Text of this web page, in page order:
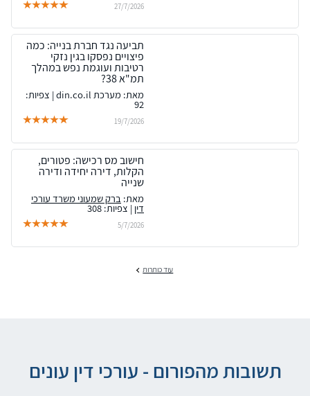
27/7/2026
תביעה נגד חברת בנייה: כמה
פיצויים נפסקו בגין נזקי
רטיבות ועוגמת נפש במהלך
תמ"א 38?
מאת: מערכת din.co.il | צפיות:
92
19/7/2026
חישוב מס רכישה: פטורים,
הקלות, דירה יחידה ודירה
שנייה
מאת: ברק שמעוני משרד עורכי
דין | צפיות: 308
5/7/2026
עוד כותרות
תשובות מהפורום - עורכי דין עונים